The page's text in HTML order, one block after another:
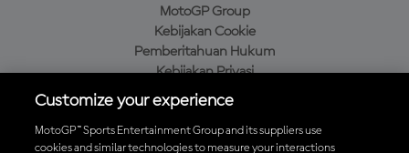
MotoGP Group
Kebijakan Cookie
Pemberitahuan Hukum
Kebijakan Privasi
Kebijakan Pembelian
Customize your experience
MotoGP™ Sports Entertainment Group and its suppliers use
cookies and similar technologies to measure your interactions